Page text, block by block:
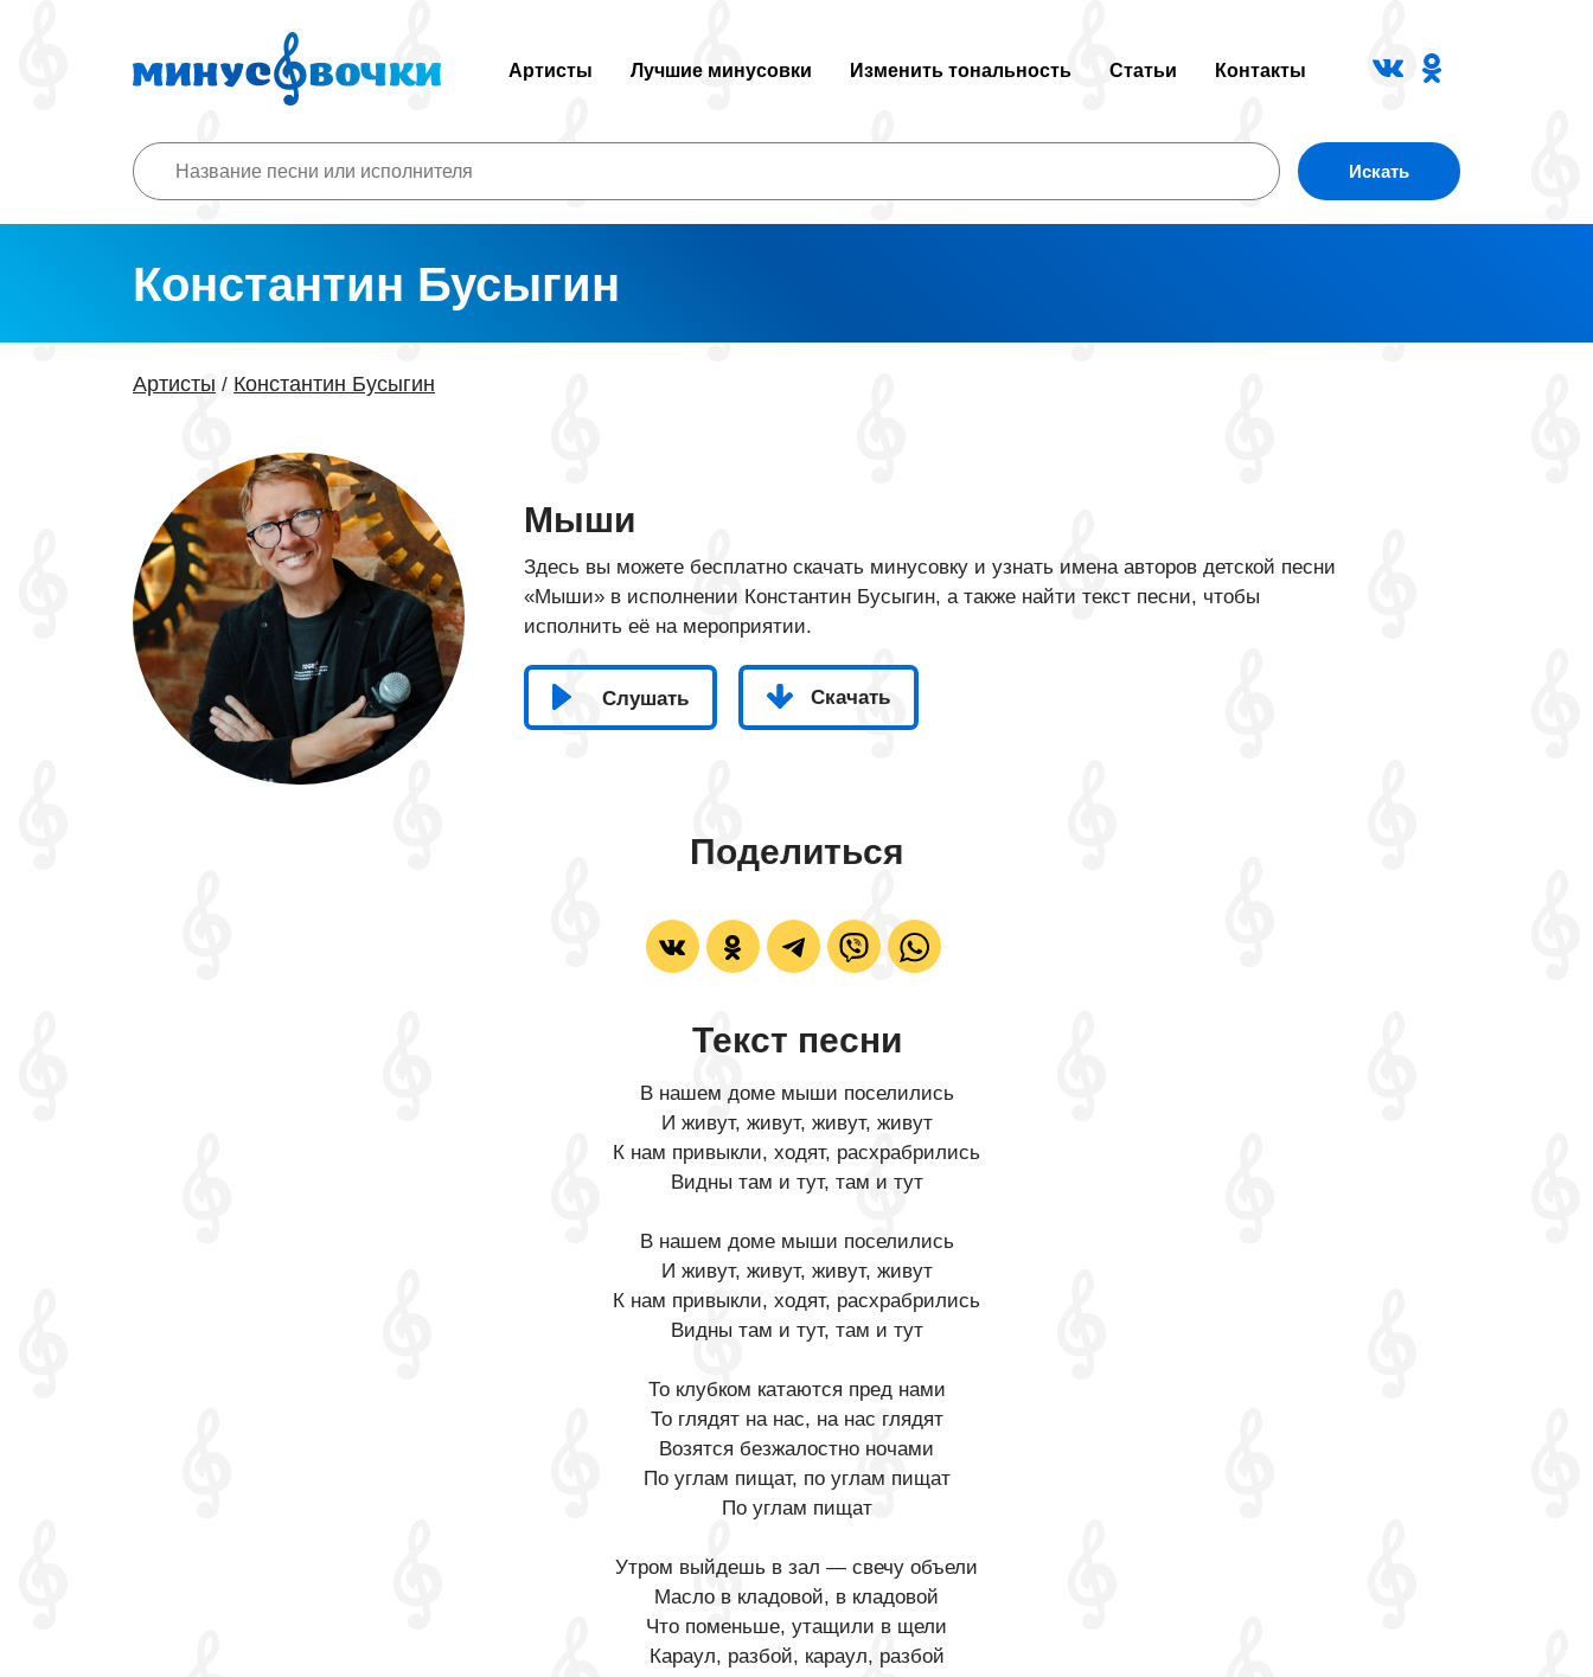
Артисты Лучшие минусовки Изменить тональность Статьи Контакты
Искать
Константин Бусыгин
Артисты / Константин Бусыгин
Мыши
Здесь вы можете бесплатно скачать минусовку и узнать имена авторов детской песни
«Мыши» в исполнении Константин Бусыгин, а также найти текст песни, чтобы
исполнить её на мероприятии.
Слушать Скачать
Поделиться
Текст песни
В нашем доме мыши поселились
И живут, живут, живут, живут
К нам привыкли, ходят, расхрабрились
Видны там и тут, там и тут
В нашем доме мыши поселились
И живут, живут, живут, живут
К нам привыкли, ходят, расхрабрились
Видны там и тут, там и тут
То клубком катаются пред нами
То глядят на нас, на нас глядят
Возятся безжалостно ночами
По углам пищат, по углам пищат
По углам пищат
Утром выйдешь в зал — свечу объели
Масло в кладовой, в кладовой
Что поменьше, утащили в щели
Караул, разбой, караул, разбой